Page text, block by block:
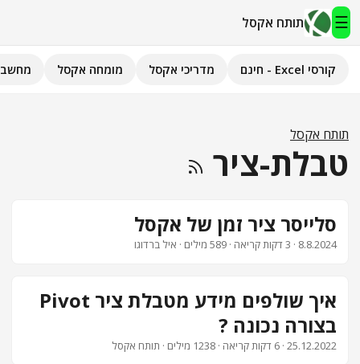
☰ תותח אקסל
מדריכי אקסל
השירותים שלנו
מומחה אקסל
חיפוש
קורסי Excel - חינם מדריכי אקסל מומחה אקסל
תותח אקסל
טבלת-ציר
סלייסר ציר זמן של אקסל
8.8.2024 · 3 דקות קריאה · 589 מילים · איל ברדוגו
איך שולפים מידע מטבלת ציר Pivot
בצורה נכונה ?
25.12.2022 · 6 דקות קריאה · 1238 מילים · תותח אקסל